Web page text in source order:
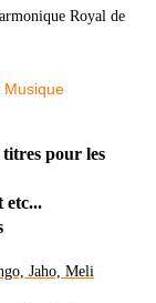
Royal de
titres pour les
etc...
Jaho, Meli